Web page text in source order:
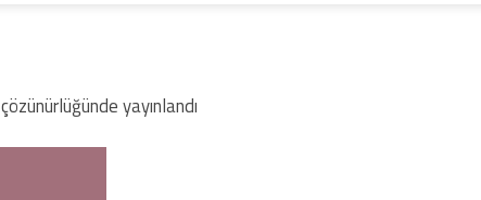
çözünürlüğünde yayınlandı